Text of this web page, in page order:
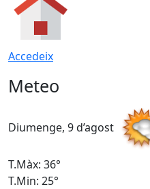
Accedeix
Meteo
Diumenge, 9 d’agost
T.Màx: 36°
T.Min: 25°